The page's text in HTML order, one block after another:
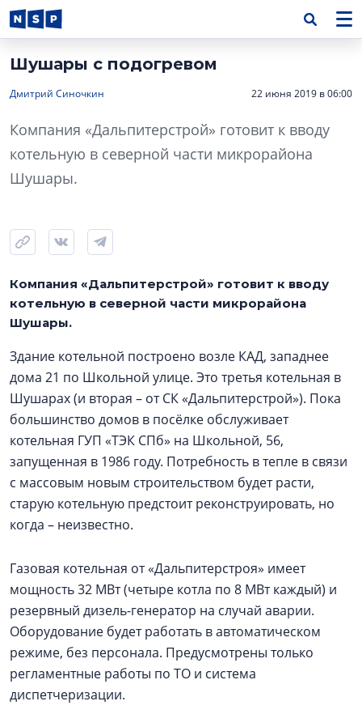
Шушары с подогревом
Дмитрий Синочкин 22 июня 2019 в 06:00
Компания «Дальпитерстрой» готовит к вводу
котельную в северной части микрорайона
Шушары.
Компания «Дальпитерстрой» готовит к вводу
котельную в северной части микрорайона
Шушары.
Здание котельной построено возле КАД, западнее
дома 21 по Школьной улице. Это третья котельная в
Шушарах (и вторая – от СК «Дальпитерстрой»). Пока
большинство домов в посёлке обслуживает
котельная ГУП «ТЭК СПб» на Школьной, 56,
запущенная в 1986 году. Потребность в тепле в связи
с массовым новым строительством будет расти,
старую котельную предстоит реконструировать, но
когда – неизвестно.
Газовая котельная от «Дальпитерстроя» имеет
мощность 32 МВт (четыре котла по 8 МВт каждый) и
резервный дизель-генератор на случай аварии.
Оборудование будет работать в автоматическом
режиме, без персонала. Предусмотрены только
регламентные работы по ТО и система
диспетчеризации.